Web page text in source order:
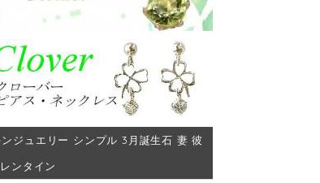
ジュエリー シンプル 3月誕生石 妻 彼
ンタイン